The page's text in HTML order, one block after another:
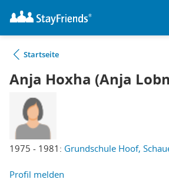
Startseite
Anja Hoxha (Anja
1975 - 1981: Grundschule Hoof,
Profil melden